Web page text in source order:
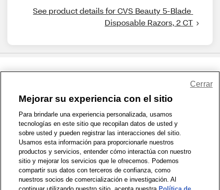
See product details for CVS Beauty 5-Blade
Disposable Razors, 2 CT
1-800-679-9691 | Contáctenos | Términos de Uso | Accesibilidad
Política de Privacidad | WA Privacy Policy | Mapa del sitio
Zona de Bienestar | © 1999 - 2026 CVS.com
Mejorar su experiencia con el sitio
Para brindarle una experiencia personalizada, usamos
tecnologías en este sitio que recopilan datos de usted y
sobre usted y pueden registrar las interacciones del sitio.
Usamos esta información para proporcionarle nuestros
productos y servicios, entender cómo interactúa con nuestro
sitio y mejorar los servicios que le ofrecemos. Podemos
compartir sus datos con terceros de confianza, como
nuestros socios de comercialización e investigación. Al
Cerrar